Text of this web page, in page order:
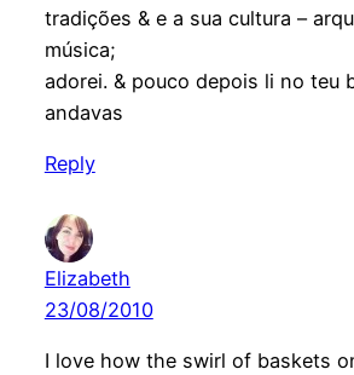
tradições & e a sua cultura –
música;
adorei. & pouco depois li no teu
andavas
Reply
Elizabeth
23/08/2010
I love how the swirl of baskets